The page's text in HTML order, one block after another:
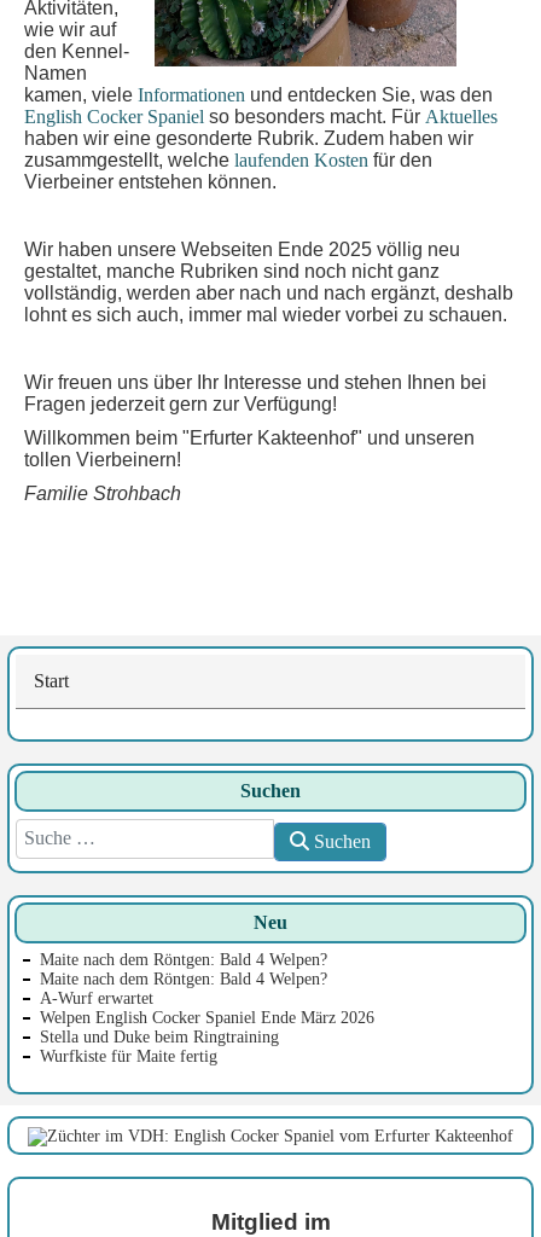
Aktivitäten,
wie wir auf
den Kennel-
Namen
kamen, viele Informationen und entdecken Sie, was den
English Cocker Spaniel so besonders macht. Für Aktuelles
haben wir eine gesonderte Rubrik. Zudem haben wir
zusammgestellt, welche laufenden Kosten für den
Vierbeiner entstehen können.
Wir haben unsere Webseiten Ende 2025 völlig neu
gestaltet, manche Rubriken sind noch nicht ganz
vollständig, werden aber nach und nach ergänzt, deshalb
lohnt es sich auch, immer mal wieder vorbei zu schauen.
Wir freuen uns über Ihr Interesse und stehen Ihnen bei
Fragen jederzeit gern zur Verfügung!
Willkommen beim "Erfurter Kakteenhof" und unseren
tollen Vierbeinern!
Familie Strohbach
Start
Suchen
Suchen
Suchen
Neu
Maite nach dem Röntgen: Bald 4 Welpen?
Maite nach dem Röntgen: Bald 4 Welpen?
A-Wurf erwartet
Welpen English Cocker Spaniel Ende März 2026
Stella und Duke beim Ringtraining
Wurfkiste für Maite fertig
Mitglied im